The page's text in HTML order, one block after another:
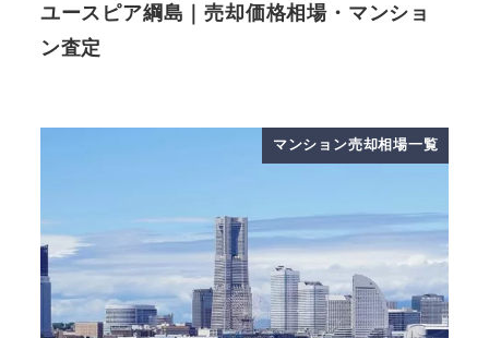
ユースピア綱島｜売却価格相場・マンショ
ン査定
マンション売却相場一覧